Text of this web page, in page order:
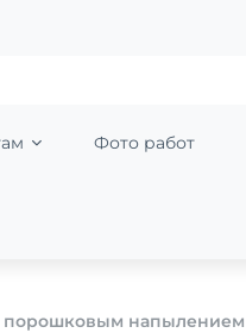
Фото работ
напылением